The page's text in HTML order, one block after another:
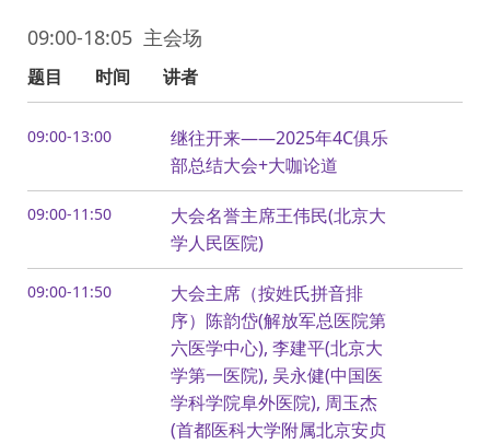
09:00-18:05 主会场
题目 时间 讲者
09:00-13:00
继往开来——2025年4C俱乐
部总结大会+大咖论道
09:00-11:50
大会名誉主席王伟民(北京大
学人民医院)
09:00-11:50
大会主席（按姓氏拼音排
序）陈韵岱(解放军总医院第
六医学中心), 李建平(北京大
学第一医院), 吴永健(中国医
学科学院阜外医院), 周玉杰
(首都医科大学附属北京安贞